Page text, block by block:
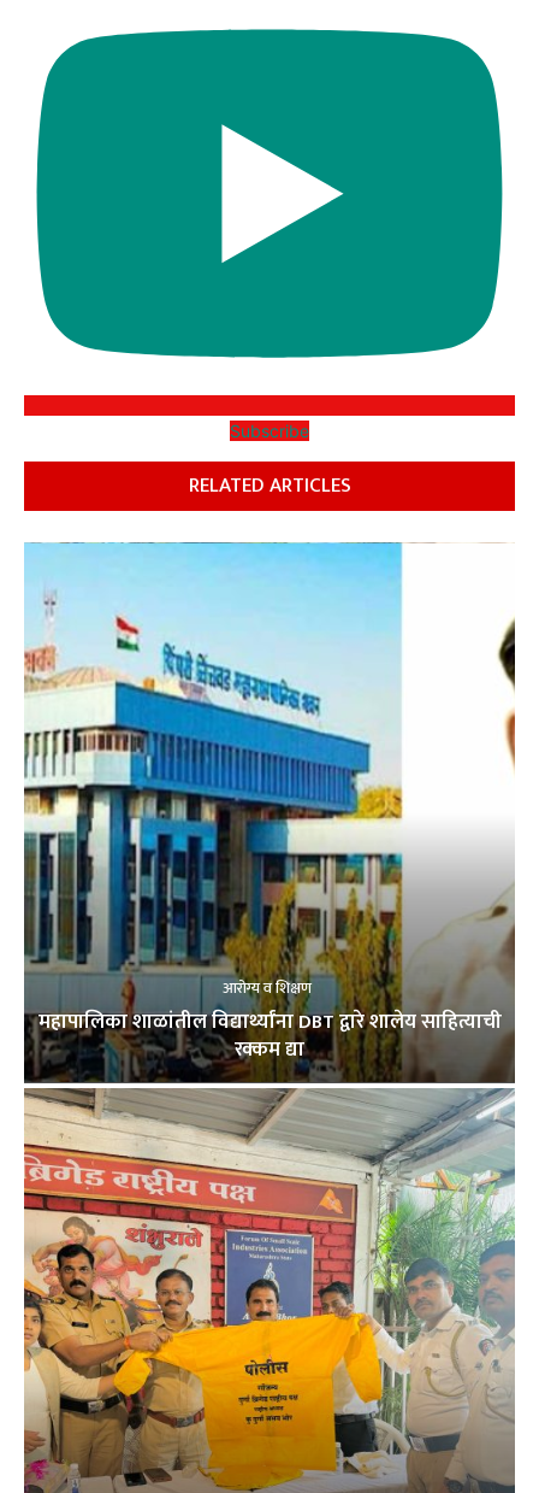
Subscribe
RELATED ARTICLES
आरोग्य व शिक्षण
महापालिका शाळांतील विद्यार्थ्यांना DBT द्वारे शालेय साहित्याची
रक्कम द्या